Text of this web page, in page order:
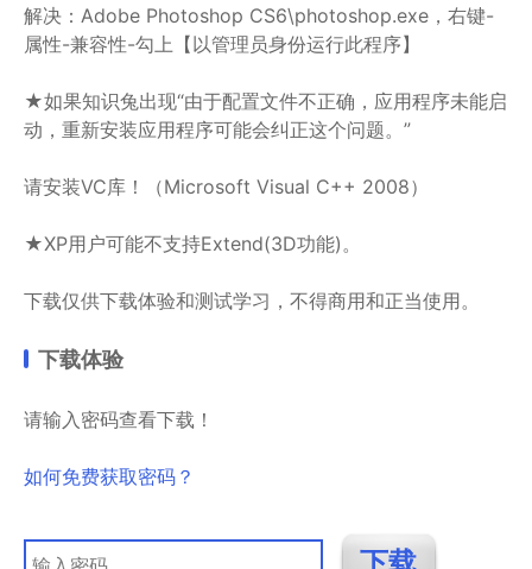
解决：Adobe Photoshop CS6\photoshop.exe，右键-
属性-兼容性-勾上【以管理员身份运行此程序】
★如果知识兔出现“由于配置文件不正确，应用程序未能启
动，重新安装应用程序可能会纠正这个问题。”
请安装VC库！（Microsoft Visual C++ 2008）
★XP用户可能不支持Extend(3D功能)。
下载仅供下载体验和测试学习，不得商用和正当使用。
下载体验
请输入密码查看下载！
如何免费获取密码？